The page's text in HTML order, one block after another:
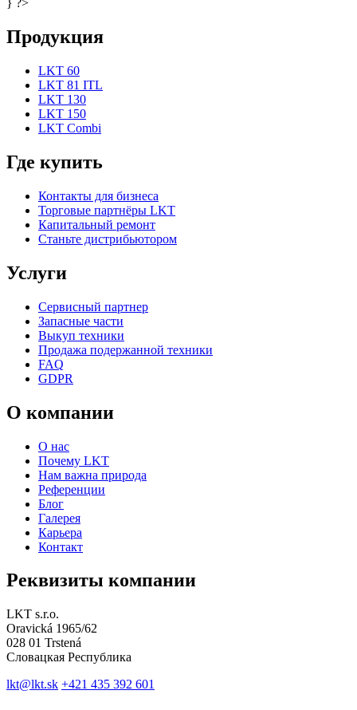
} ?>
Продукция
LKT 60
LKT 81 ITL
LKT 130
LKT 150
LKT Combi
Где купить
Контакты для бизнеса
Торговые партнёры LKT
Капитальный ремонт
Станьте дистрибьютором
Услуги
Сервисный партнер
Запасные части
Выкуп техники
Продажа подержанной техники
FAQ
GDPR
О компании
О нас
Почему LKT
Нам важна природа
Референции
Блог
Галерея
Карьера
Контакт
Реквизиты компании
LKT s.r.o.
Oravická 1965/62
028 01 Trstená
Словацкая Республика
lkt@lkt.sk +421 435 392 601